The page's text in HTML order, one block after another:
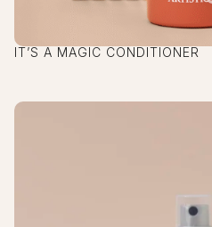
IT’S A MAGIC CONDITIONER